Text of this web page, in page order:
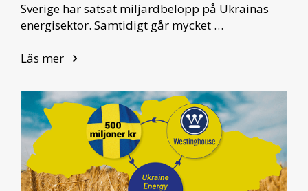
Sverige har satsat miljardbelopp på Ukrainas
energisektor. Samtidigt går mycket …
Läs mer